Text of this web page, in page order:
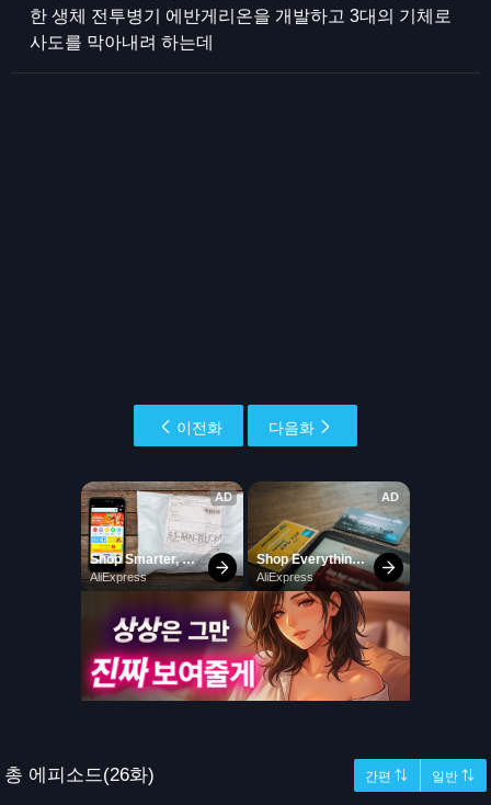
한 생체 전투병기 에반게리온을 개발하고 3대의 기체로
사도를 막아내려 하는데
이전화 다음화
총 에피소드(26화) 간편 ⇅ 일반 ⇅